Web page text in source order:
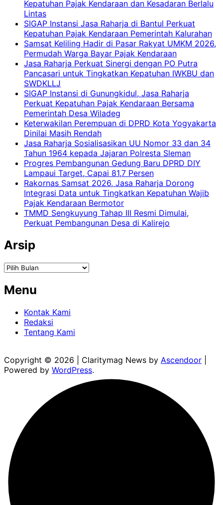
Kepatuhan Pajak Kendaraan dan Kesadaran Berlalu
Lintas
SIGAP Instansi Jasa Raharja di Bantul Perkuat
Kepatuhan Pajak Kendaraan Pemerintah Kalurahan
Samsat Keliling Hadir di Pasar Rakyat UMKM 2026,
Permudah Warga Bayar Pajak Kendaraan
Jasa Raharja Perkuat Sinergi dengan PO Putra
Pancasari untuk Tingkatkan Kepatuhan IWKBU dan
SWDKLLJ
SIGAP Instansi di Gunungkidul, Jasa Raharja
Perkuat Kepatuhan Pajak Kendaraan Bersama
Pemerintah Desa Wiladeg
Keterwakilan Perempuan di DPRD Kota Yogyakarta
Dinilai Masih Rendah
Jasa Raharja Sosialisasikan UU Nomor 33 dan 34
Tahun 1964 kepada Jajaran Polresta Sleman
Progres Pembangunan Gedung Baru DPRD DIY
Lampaui Target, Capai 81,7 Persen
Rakornas Samsat 2026, Jasa Raharja Dorong
Integrasi Data untuk Tingkatkan Kepatuhan Wajib
Pajak Kendaraan Bermotor
TMMD Sengkuyung Tahap III Resmi Dimulai,
Perkuat Pembangunan Desa di Kalirejo
Arsip
Arsip
Menu
Kontak Kami
Redaksi
Tentang Kami
Copyright © 2026 | Claritymag News by Ascendoor
Powered by WordPress.